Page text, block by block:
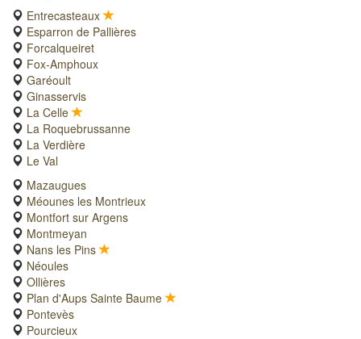
Entrecasteaux
Esparron de Pallières
Forcalqueiret
Fox-Amphoux
Garéoult
Ginasservis
La Celle
La Roquebrussanne
La Verdière
Le Val
Mazaugues
Méounes les Montrieux
Montfort sur Argens
Montmeyan
Nans les Pins
Néoules
Ollières
Plan d'Aups Sainte Baume
Pontevès
Pourcieux